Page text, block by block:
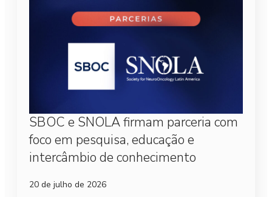
SBOC e SNOLA firmam parceria com
foco em pesquisa, educação e
intercâmbio de conhecimento
20 de julho de 2026